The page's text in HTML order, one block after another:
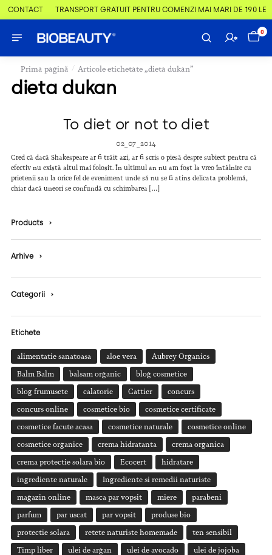
CONTACT TRANSPORT GRATUIT PENTRU COMENZI MAI MARI DE 190 LEI
0
Prima pagină / Articole etichetate „dieta dukan”
dieta dukan
To diet or not to diet
02_07_2014
Cred că dacă Shakespeare ar fi trăit azi, ar fi scris o piesă despre subiect pentru că
efectiv nu există altul mai folosit. În ultimul an nu am fost la vreo întâlnire cu
prietenii sau la orice fel de eveniment unde să nu se fi atins delicata problemă,
chiar dacă uneori se confundă cu schimbarea […]
Products ›
Arhive ›
Categorii ›
Etichete
alimentatie sanatoasa aloe vera Aubrey Organics
Balm Balm balsam organic blog cosmetice
blog frumusete calatorie Cattier concurs
concurs online cosmetice bio cosmetice certificate
cosmetice facute acasa cosmetice naturale cosmetice online
cosmetice organice crema hidratanta crema organica
crema protectie solara bio Ecocert hidratare
ingrediente naturale Ingrediente si remedii naturiste
magazin online masca par vopsit miere parabeni
parfum par uscat par vopsit produse bio
protectie solara retete naturiste homemade ten sensibil
Timp liber ulei de argan ulei de avocado ulei de jojoba